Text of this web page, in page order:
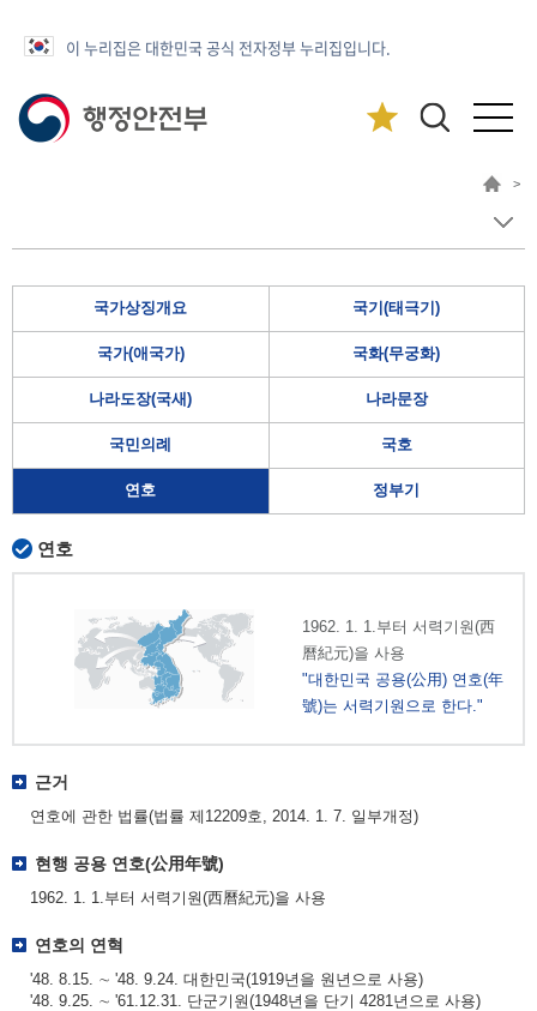
이 누리집은 대한민국 공식 전자정부 누리집입니다.
>
국가상징개요 국기(태극기)
국가(애국가) 국화(무궁화)
나라도장(국새) 나라문장
국민의례 국호
연호 정부기
연호
1962. 1. 1.부터 서력기원(西
曆紀元)을 사용
"대한민국 공용(公用) 연호(年
號)는 서력기원으로 한다."
근거
연호에 관한 법률(법률 제12209호, 2014. 1. 7. 일부개정)
현행 공용 연호(公用年號)
1962. 1. 1.부터 서력기원(西曆紀元)을 사용
연호의 연혁
'48. 8.15. ∼ '48. 9.24. 대한민국(1919년을 원년으로 사용)
'48. 9.25. ∼ '61.12.31. 단군기원(1948년을 단기 4281년으로 사용)